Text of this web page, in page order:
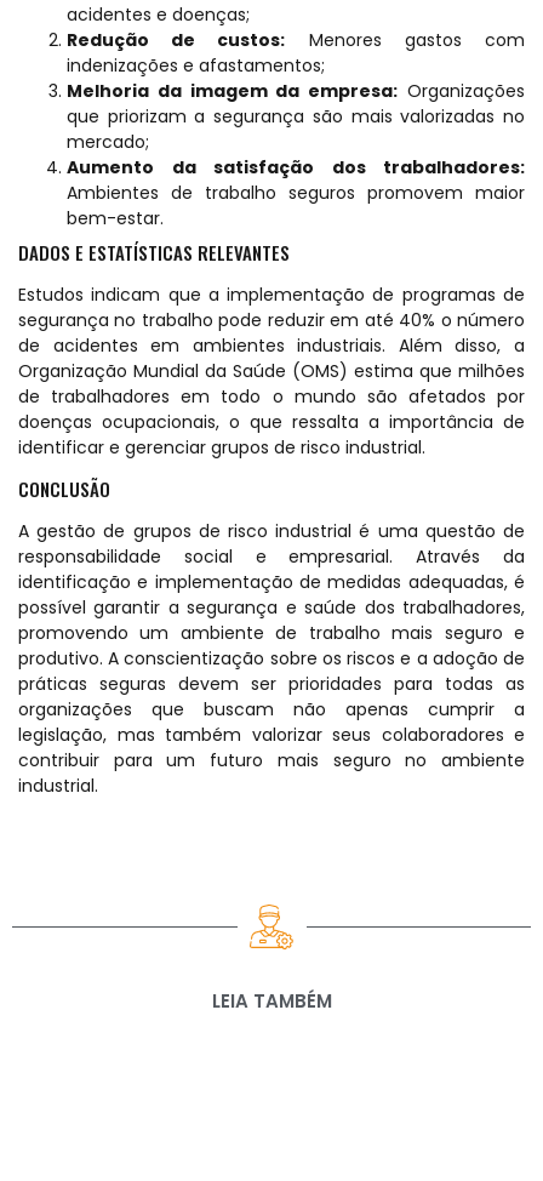
acidentes e doenças;
Redução de custos: Menores gastos com
indenizações e afastamentos;
Melhoria da imagem da empresa: Organizações
que priorizam a segurança são mais valorizadas no
mercado;
Aumento da satisfação dos trabalhadores:
Ambientes de trabalho seguros promovem maior
bem-estar.
DADOS E ESTATÍSTICAS RELEVANTES
Estudos indicam que a implementação de programas de
segurança no trabalho pode reduzir em até 40% o número
de acidentes em ambientes industriais. Além disso, a
Organização Mundial da Saúde (OMS) estima que milhões
de trabalhadores em todo o mundo são afetados por
doenças ocupacionais, o que ressalta a importância de
identificar e gerenciar grupos de risco industrial.
CONCLUSÃO
A gestão de grupos de risco industrial é uma questão de
responsabilidade social e empresarial. Através da
identificação e implementação de medidas adequadas, é
possível garantir a segurança e saúde dos trabalhadores,
promovendo um ambiente de trabalho mais seguro e
produtivo. A conscientização sobre os riscos e a adoção de
práticas seguras devem ser prioridades para todas as
organizações que buscam não apenas cumprir a
legislação, mas também valorizar seus colaboradores e
contribuir para um futuro mais seguro no ambiente
industrial.
LEIA TAMBÉM